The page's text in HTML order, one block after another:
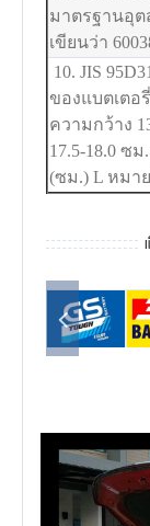
มาตรฐานอุต
เขียนว่า
10. JIS
ของแบตเตอ
ความกว้าง
17.5-18.0 ซ
(ซม.) L หมา